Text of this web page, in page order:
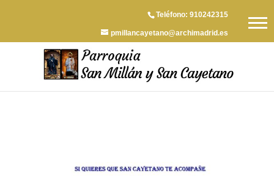
Teléfono: 910242315
pmillancayetano@archimadrid.es